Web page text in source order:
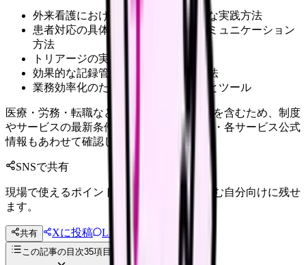
外来看護における基本業務の効率的な実践方法
患者対応の具体的なテクニックとコミュニケーション
方法
トリアージの実践手順と判断基準
効果的な記録管理とチーム連携の方法
業務効率化のための具体的なヒントとツール
医療・労務・転職など判断に影響する内容を含むため、制度
やサービスの最新条件は公的機関・勤務先・各サービス公式
情報もあわせて確認してください。
SNSで共有
現場で使えるポイントを、同僚やあとで読む自分向けに残せ
ます。
共有 Xに投稿 LINE
投稿文コピー
この記事の目次35項目